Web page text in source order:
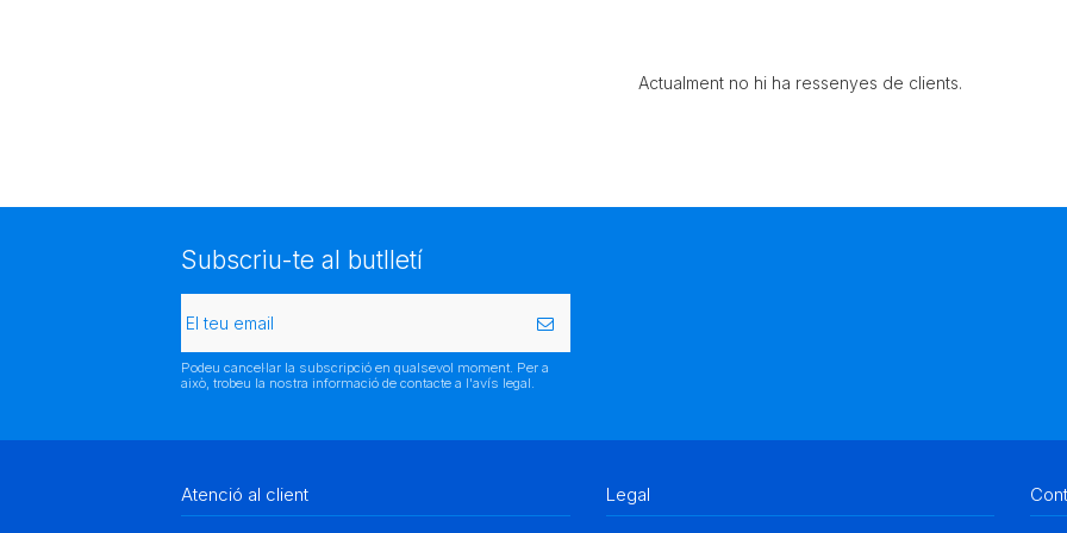
Actualment no hi ha ressenyes de clients.
Subscriu-te al butlletí
Podeu cancel·lar la subscripció en qualsevol moment. Per a
això, trobeu la nostra informació de contacte a l'avís legal.
Atenció al client Legal